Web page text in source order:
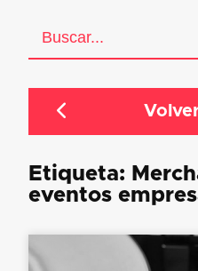
Etiqueta:
eventos